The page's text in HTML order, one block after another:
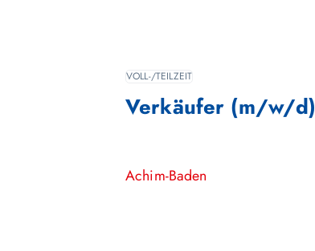
Verkäufer (m/w/d)
Achim-Baden
VOLL-/TEILZEIT